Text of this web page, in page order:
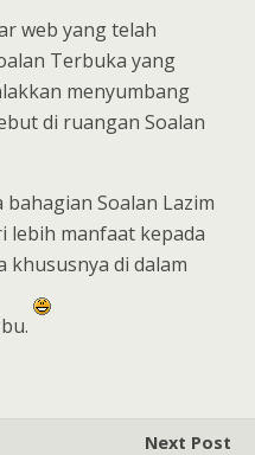
web yang telah
Terbuka yang
menyumbang
di ruangan Soalan
Soalan Lazim
lebih manfaat kepada
khususnya di dalam
Next Post